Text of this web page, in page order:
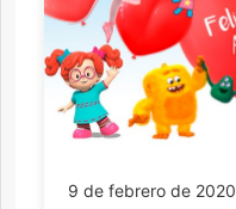
9 de febrero de 2020